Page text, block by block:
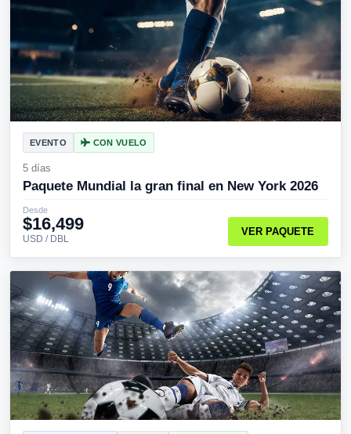
EVENTO CON VUELO
5 días
Paquete Mundial la gran final en New York 2026
Desde
$16,499
USD / DBL
VER PAQUETE